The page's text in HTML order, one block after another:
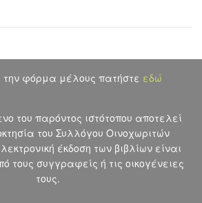
φόρμα μέλους πατήστε εδώ
του παρόντος ιστότοπου αποτελεί
του Συλλόγου Οινοχωριτών
έκδοση των βιβλίων είναι
τους συγγραφείς ή τις οικογένειες
τους.